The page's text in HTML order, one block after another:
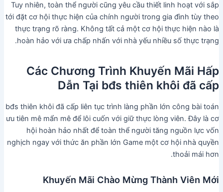
Tuy nhiên, toàn thể người cũng yêu cầu thiết linh hoạt với sắp
tới đặt cơ hội thực hiện của chính người trong gia đình tùy theo
thực trạng rõ ràng. Không tất cả một cơ hội thực hiện nào là
hoàn hảo với ưa chấp nhấn với nhà yếu nhiều số thực trạng.
Các Chương Trình Khuyến Mãi Hấp
Dẫn Tại bđs thiên khôi đã cấp
bđs thiên khôi đã cấp liên tục trình làng phần lớn công bài toán
ưu tiên mê mẩn mê để lôi cuốn với giữ thực lòng viên. Đây là cơ
hội hoàn hảo nhất để toàn thể người tăng nguồn lực vốn
nghịch ngay với thức ăn phần lớn Game một cơ hội nhà quyền
thoải mái hơn.
Khuyến Mãi Chào Mừng Thành Viên Mới